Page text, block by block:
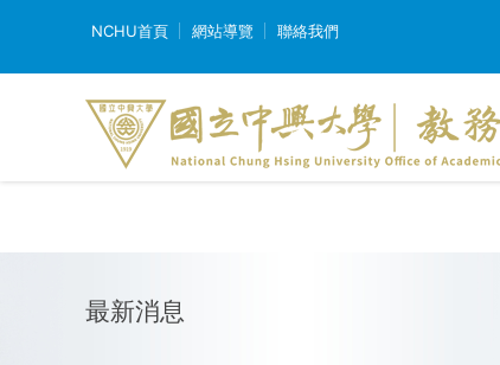
NCHU首頁 網站導覽 聯絡我們
最新消息